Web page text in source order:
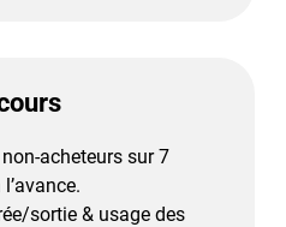
acheteurs sur 7
sortie & usage des